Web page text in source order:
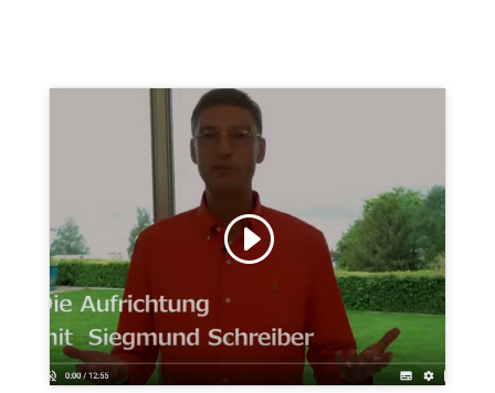
Klicke hier, um Marketing-Cookies zu
akzeptieren und diesen Inhalt zu
aktivieren